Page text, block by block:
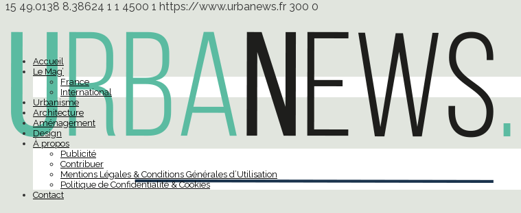
15 49.0138 8.38624 1 1 4500 1 https://www.urbanews.fr 300 0
Accueil
Le Mag’
France
International
Urbanisme
Architecture
Aménagement
Design
À propos
Publicité
Contribuer
Mentions Légales & Conditions Générales d’Utilisation
Politique de Confidentialité & Cookies
Contact